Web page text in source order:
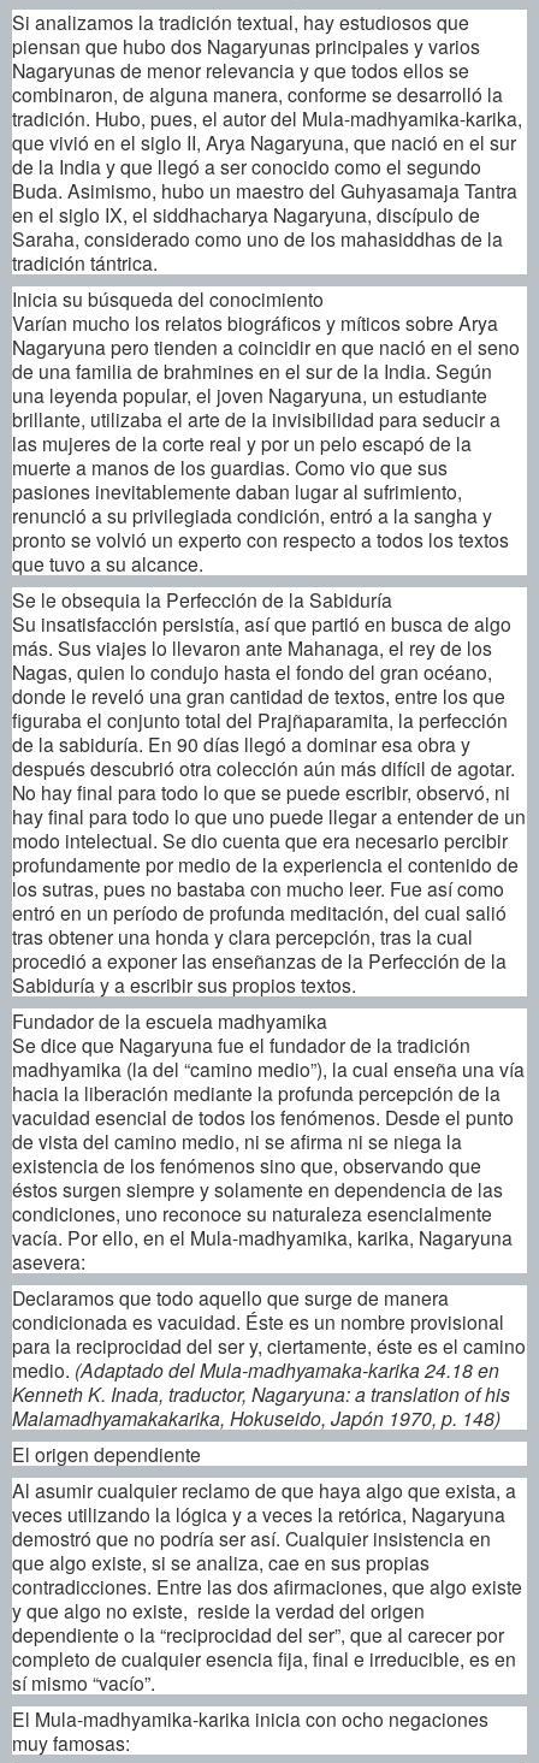
Si analizamos la tradición textual, hay estudiosos que
piensan que hubo dos Nagaryunas principales y varios
Nagaryunas de menor relevancia y que todos ellos se
combinaron, de alguna manera, conforme se desarrolló la
tradición. Hubo, pues, el autor del Mula-madhyamika-karika,
que vivió en el siglo II, Arya Nagaryuna, que nació en el sur
de la India y que llegó a ser conocido como el segundo
Buda. Asimismo, hubo un maestro del Guhyasamaja Tantra
en el siglo IX, el siddhacharya Nagaryuna, discípulo de
Saraha, considerado como uno de los mahasiddhas de la
tradición tántrica.
Inicia su búsqueda del conocimiento
Varían mucho los relatos biográficos y míticos sobre Arya
Nagaryuna pero tienden a coincidir en que nació en el seno
de una familia de brahmines en el sur de la India. Según
una leyenda popular, el joven Nagaryuna, un estudiante
brillante, utilizaba el arte de la invisibilidad para seducir a
las mujeres de la corte real y por un pelo escapó de la
muerte a manos de los guardias. Como vio que sus
pasiones inevitablemente daban lugar al sufrimiento,
renunció a su privilegiada condición, entró a la sangha y
pronto se volvió un experto con respecto a todos los textos
que tuvo a su alcance.
Se le obsequia la Perfección de la Sabiduría
Su insatisfacción persistía, así que partió en busca de algo
más. Sus viajes lo llevaron ante Mahanaga, el rey de los
Nagas, quien lo condujo hasta el fondo del gran océano,
donde le reveló una gran cantidad de textos, entre los que
figuraba el conjunto total del Prajñaparamita, la perfección
de la sabiduría. En 90 días llegó a dominar esa obra y
después descubrió otra colección aún más difícil de agotar.
No hay final para todo lo que se puede escribir, observó, ni
hay final para todo lo que uno puede llegar a entender de un
modo intelectual. Se dio cuenta que era necesario percibir
profundamente por medio de la experiencia el contenido de
los sutras, pues no bastaba con mucho leer. Fue así como
entró en un período de profunda meditación, del cual salió
tras obtener una honda y clara percepción, tras la cual
procedió a exponer las enseñanzas de la Perfección de la
Sabiduría y a escribir sus propios textos.
Fundador de la escuela madhyamika
Se dice que Nagaryuna fue el fundador de la tradición
madhyamika (la del “camino medio”), la cual enseña una vía
hacia la liberación mediante la profunda percepción de la
vacuidad esencial de todos los fenómenos. Desde el punto
de vista del camino medio, ni se afirma ni se niega la
existencia de los fenómenos sino que, observando que
éstos surgen siempre y solamente en dependencia de las
condiciones, uno reconoce su naturaleza esencialmente
vacía. Por ello, en el Mula-madhyamika, karika, Nagaryuna
asevera:
Declaramos que todo aquello que surge de manera
condicionada es vacuidad. Éste es un nombre provisional
para la reciprocidad del ser y, ciertamente, éste es el camino
medio. (Adaptado del Mula-madhyamaka-karika 24.18 en
Kenneth K. Inada, traductor, Nagaryuna: a translation of his
Malamadhyamakakarika, Hokuseido, Japón 1970, p. 148)
El origen dependiente
Al asumir cualquier reclamo de que haya algo que exista, a
veces utilizando la lógica y a veces la retórica, Nagaryuna
demostró que no podría ser así. Cualquier insistencia en
que algo existe, si se analiza, cae en sus propias
contradicciones. Entre las dos afirmaciones, que algo existe
y que algo no existe, reside la verdad del origen
dependiente o la “reciprocidad del ser”, que al carecer por
completo de cualquier esencia fija, final e irreducible, es en
sí mismo “vacío”.
El Mula-madhyamika-karika inicia con ocho negaciones
muy famosas: